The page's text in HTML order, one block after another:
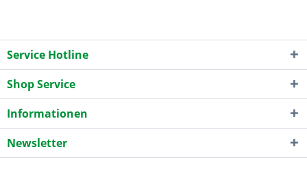
Service Hotline
Shop Service
Informationen
Newsletter